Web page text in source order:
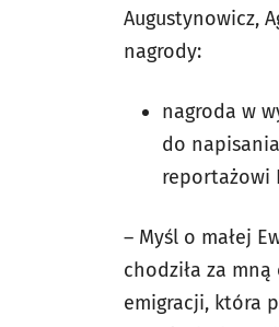
Augustynowicz,
nagrody:
nagroda w
do
reportażowi
– Myśl o małej
chodziła za
emigracji, która